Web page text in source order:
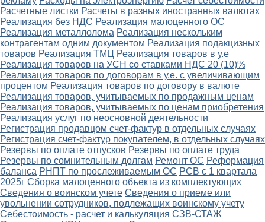
Расчетные листки Расчеты в разных иностранных валютах
Реализация без НДС Реализация малоценного ОС
Реализация металлолома Реализация нескольким
контрагентам одним документом Реализация подакцизных
товаров Реализация ТМЦ Реализация товаров в у.е
Реализация товаров на УСН со ставками НДС 20 (10)%
Реализация товаров по договорам в у.е. с увеличивающим
процентом Реализация товаров по договору в валюте
Реализация товаров, учитываемых по продажным ценам
Реализация товаров, учитываемых по ценам приобретения
Реализация услуг по неосновной деятельности
Регистрация продавцом счет-фактур в отдельных случаях
Регистрация счет-фактур покупателем, в отдельных случаях
Резервы по оплате отпусков Резервы по оплате труда
Резервы по сомнительным долгам Ремонт ОС Реформация
баланса РНПТ по прослеживаемым ОС РСВ с 1 квартала
2025г Сборка малоценного объекта из комплектующих
Сведения о воинском учете Сведения о приеме или
увольнении сотрудников, подлежащих воинскому учету
Себестоимость - расчет и калькуляция СЗВ-СТАЖ